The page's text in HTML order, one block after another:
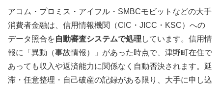
アコム・プロミス・アイフル・SMBCモビットなどの大手
消費者金融は、信用情報機関（CIC・JICC・KSC）への
データ照合を自動審査システムで処理 しています。信用情
報に「異動（事故情報）」があった時点で、津野町在住で
あっても収入や返済能力に関係なく自動否決されます。延
滞・任意整理・自己破産の記録がある限り、大手に申し込